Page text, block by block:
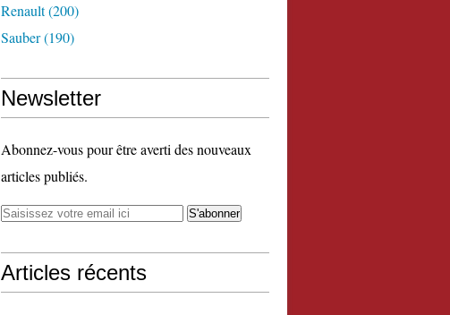
Renault(200)
Sauber(190)
Newsletter
Abonnez-vous pour être averti des nouveaux
articles publiés.
Articles récents